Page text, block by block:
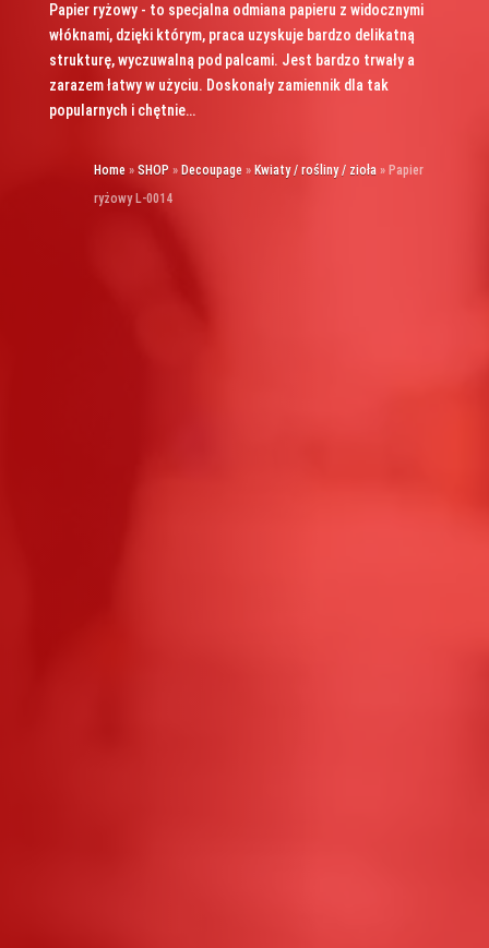
Papier ryżowy - to specjalna odmiana papieru z widocznymi
włóknami, dzięki którym, praca uzyskuje bardzo delikatną
strukturę, wyczuwalną pod palcami. Jest bardzo trwały a
zarazem łatwy w użyciu. Doskonały zamiennik dla tak
popularnych i chętnie…
Home » SHOP » Decoupage » Kwiaty / rośliny / zioła »Papier
ryżowy L-0014